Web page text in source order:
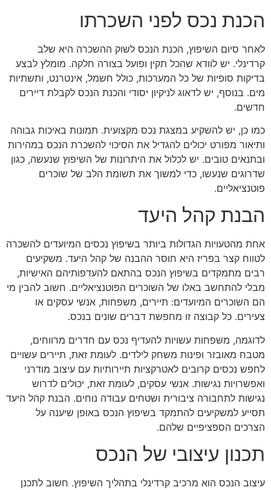
הכנת נכס לפני השכרתו
לאחר סיום השיפוץ, הכנת הנכס לשוק ההשכרה היא שלב
קרדינלי. יש לוודא שהכל תקין ופועל בצורה חלקה. מומלץ לבצע
בדיקות סופיות של כל המערכות, כולל חשמל, אינטרנט, ותשתיות
מים. בנוסף, יש לדאוג לניקיון יסודי והכנת הנכס לקבלת דיירים
חדשים.
כמו כן, יש להשקיע במצגת נכס מקצועית. תמונות באיכות גבוהה
ותיאור מפורט יכולים להגדיל את הסיכוי להשכרת הנכס במהירות
ובתנאים טובים. יש לכלול את היתרונות של השיפוץ שנעשה, כגון
שדרוגים שנעשו, כדי למשוך את תשומת הלב של שוכרים
פוטנציאליים.
הבנת קהל היעד
אחת מהטעויות הגדולות ביותר בשיפוץ נכסים המיועדים להשכרה
לטווח קצר בפריז היא חוסר ההבנה של קהל היעד. משקיעים
רבים מתמקדים בשיפוץ הנכס בהתאם להעדפותיהם האישיות,
מבלי להתחשב באלו של השוכרים הפוטנציאליים. חשוב להבין מי
הם השוכרים המיועדים: תיירים, משפחות, אנשי עסקים או
צעירים. כל קבוצה זו מחפשת דברים שונים בנכס.
לדוגמה, משפחות עשויות להעדיף נכס עם חדרים מרווחים,
מטבח מאובזר ופינות משחק לילדים. לעומת זאת, תיירים עשויים
לחפש נכסים קרובים לאטרקציות תיירותיות עם עיצוב מודרני
ואפשרויות נגישות. אנשי עסקים, לעומת זאת, יכולים לדרוש
נגישות לתחבורה ציבורית ושטחים עבודה נוחים. הבנת קהל היעד
תסייע למשקיעים להתמקד בשיפוץ הנכס באופן שיענה על
הצרכים הספציפיים שלהם.
תכנון עיצובי של הנכס
עיצוב הנכס הוא מרכיב קרדינלי בתהליך השיפוץ. חשוב לתכנן